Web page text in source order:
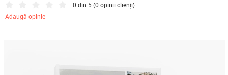
0 din 5 (0 opinii clienți)
Adaugă opinie